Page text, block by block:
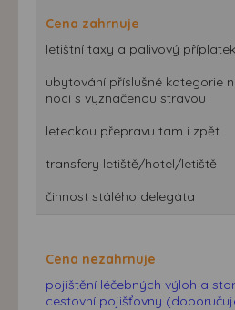
Cena zahrnuje
letištní taxy a palivový příplatek
ubytování příslušné kategorie
nocí s vyznačenou stravou
leteckou přepravu tam i zpět
transfery letiště/hotel/letiště
činnost stálého delegáta
Cena nezahrnuje
pojištění léčebných výloh a
cestovní pojišťovny